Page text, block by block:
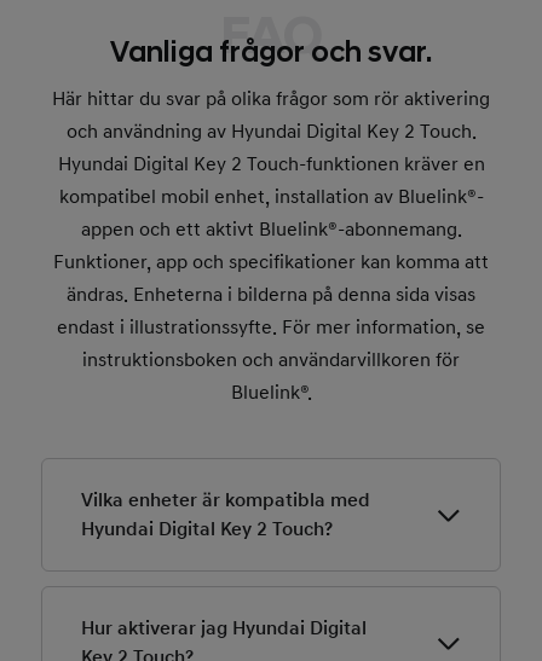
När parkopplingen har startat, placera din mobila
enhet på den trådlösa laddningsplattan i ditt
fordon.
I bilens infotainmentsystem väljer du sedan
[Inställningar] -> [Fordon] -> [Digital nyckel] ->
[Smartphone-nyckel]. Klicka på knappen "Spara"
för att parkoppla din Digital Key 2 Touch.
FAQ
Vanliga frågor och svar.
Här hittar du svar på olika frågor som rör aktivering
och användning av Hyundai Digital Key 2 Touch.
Hyundai Digital Key 2 Touch-funktionen kräver en
kompatibel mobil enhet, installation av Bluelink®-
appen och ett aktivt Bluelink®-abonnemang.
Funktioner, app och specifikationer kan komma att
ändras. Enheterna i bilderna på denna sida visas
endast i illustrationssyfte. För mer information, se
instruktionsboken och användarvillkoren för
Bluelink®.
Vilka enheter är kompatibla med
Hyundai Digital Key 2 Touch?
kompatibel:
Hur aktiverar jag Hyundai Digital